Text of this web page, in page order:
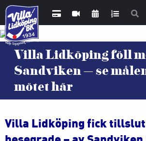
Villa Lidköping föll
Sandviken – se
mötet här
Villa Lidköping fick tillslut